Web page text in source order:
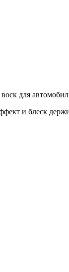
для
и блеск